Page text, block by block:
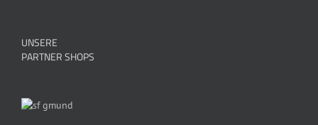
UNSERE
PARTNER SHOPS